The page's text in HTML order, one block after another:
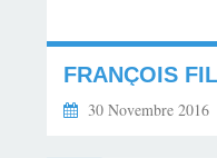
30 Novembre 2016